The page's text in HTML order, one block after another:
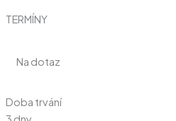
TERMÍNY
Na dotaz
Doba trvání